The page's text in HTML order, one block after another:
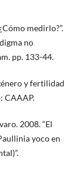
medirlo?”.
no
pp. 133-44.
y fertilidad
CAAAP.
2008. “El
yoco en